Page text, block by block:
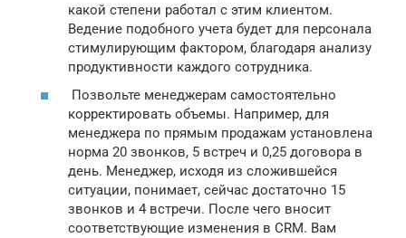
какой степени работал с этим клиентом.
Ведение подобного учета будет для персонала
стимулирующим фактором, благодаря анализу
продуктивности каждого сотрудника.
Позвольте менеджерам самостоятельно
корректировать объемы. Например, для
менеджера по прямым продажам установлена
норма 20 звонков, 5 встреч и 0,25 договора в
день. Менеджер, исходя из сложившейся
ситуации, понимает, сейчас достаточно 15
звонков и 4 встречи. После чего вносит
соответствующие изменения в CRM. Вам